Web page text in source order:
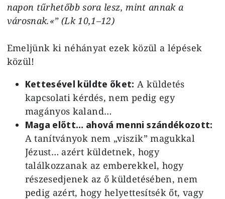
napon tűrhetőbb sora lesz, mint annak a
városnak.«” (Lk 10,1–12)
Emeljünk ki néhányat ezek közül a lépések
közül!
Kettesével küldte őket: A küldetés
kapcsolati kérdés, nem pedig egy
magányos kaland…
Maga előtt… ahová menni szándékozott:
A tanítványok nem „viszik” magukkal
Jézust… azért küldetnek, hogy
találkozzanak az emberekkel, hogy
részesedjenek az ő küldetésében, nem
pedig azért, hogy helyettesítsék őt, vagy